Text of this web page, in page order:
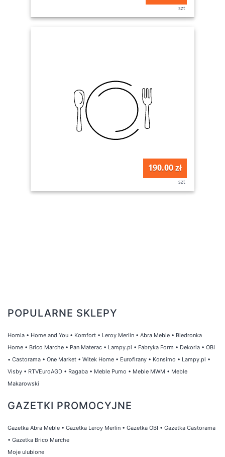
szt
190.00 zł
szt
POPULARNE SKLEPY
Homla • Home and You • Komfort • Leroy Merlin • Abra Meble • Biedronka
Home • Brico Marche • Pan Materac • Lampy.pl • Fabryka Form • Dekoria • OBI
• Castorama • One Market • Witek Home • Eurofirany • Konsimo • Lampy.pl •
Visby • RTVEuroAGD • Ragaba • Meble Pumo • Meble MWM • Meble
Makarowski
GAZETKI PROMOCYJNE
Gazetka Abra Meble • Gazetka Leroy Merlin • Gazetka OBI • Gazetka Castorama
• Gazetka Brico Marche
Moje ulubione